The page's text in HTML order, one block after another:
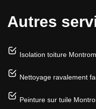
Autres
Isolation toiture
Nettoyage ravalement
Peinture sur tuile